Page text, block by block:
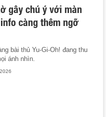
gây chú ý với màn
càng thêm ngỡ
bài thủ Yu-Gi-Oh! đang thu
ánh nhìn.